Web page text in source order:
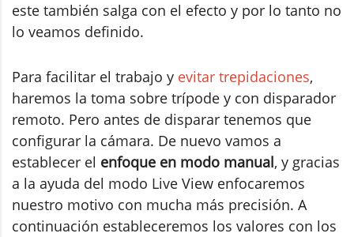
este también salga con el efecto y por lo tanto no
lo veamos definido.
Para facilitar el trabajo y evitar trepidaciones,
haremos la toma sobre trípode y con disparador
remoto. Pero antes de disparar tenemos que
configurar la cámara. De nuevo vamos a
establecer el enfoque en modo manual, y gracias
a la ayuda del modo Live View enfocaremos
nuestro motivo con mucha más precisión. A
continuación estableceremos los valores con los